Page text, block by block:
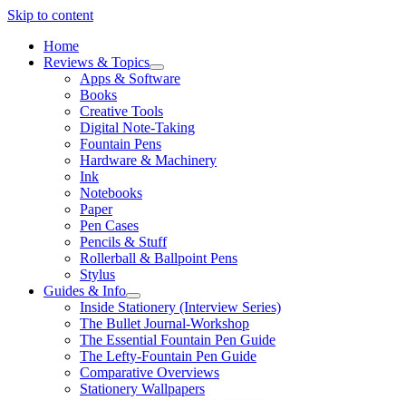
Skip to content
Home
Reviews & Topics
open
menu
Apps & Software
Books
Creative Tools
Digital Note-Taking
Fountain Pens
Hardware & Machinery
Ink
Notebooks
Paper
Pen Cases
Pencils & Stuff
Rollerball & Ballpoint Pens
Stylus
Guides & Info
open
menu
Inside Stationery (Interview Series)
The Bullet Journal-Workshop
The Essential Fountain Pen Guide
The Lefty-Fountain Pen Guide
Comparative Overviews
Stationery Wallpapers